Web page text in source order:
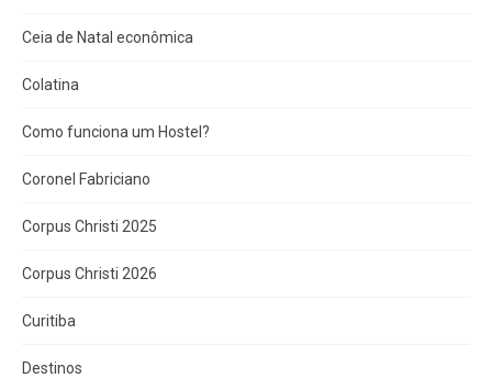
Ceia de Natal econômica
Colatina
Como funciona um Hostel?
Coronel Fabriciano
Corpus Christi 2025
Corpus Christi 2026
Curitiba
Destinos